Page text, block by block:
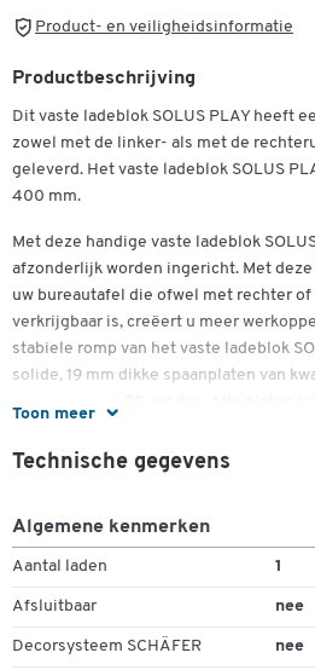
Product- en veiligheidsinformatie
Toon meer
Productbeschrijving
Dit vaste ladeblok SOLUS PLAY heeft
zowel met de linker- als met de
geleverd. Het vaste ladeblok SOLUS
400 mm.
Met deze handige vaste ladeblok
afzonderlijk worden ingericht. Met
uw bureautafel die ofwel met rechter
verkrijgbaar is, creëert u meer
stabiele romp van het vaste ladeblok
solide, 19 mm dikke spaanplaten van
kunnen bijzonder goed worden
uitschuifbaar deel van het ladeblok
deze met de twee zijdelingse
Toebehoren zoals bv. de bewaarbak, de
hangmappenframe SOLUS PLAY vindt
Technische gegevens
Algemene kenmerken
Aantal laden 1
Afsluitbaar nee
Decorsysteem SCHÄFER nee